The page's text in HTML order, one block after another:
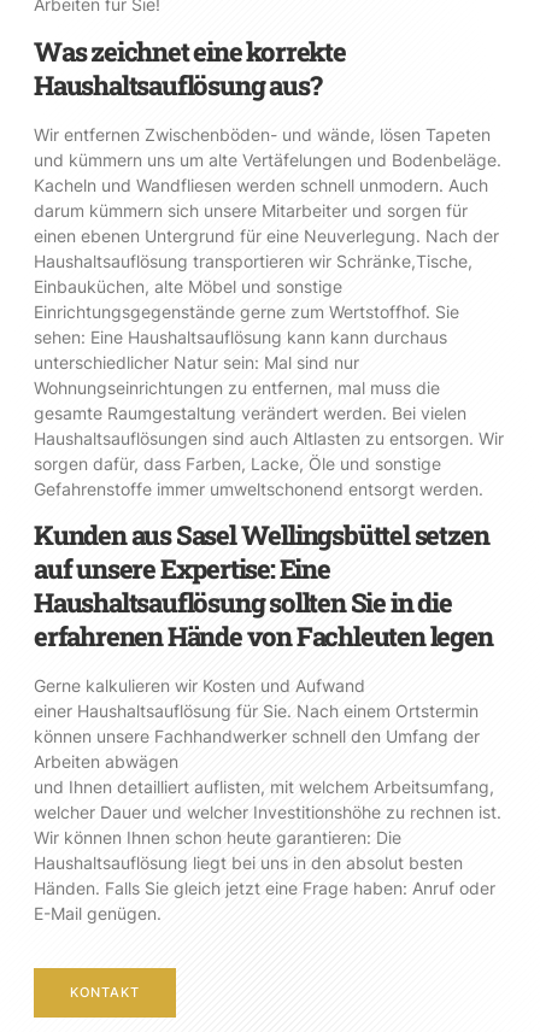
Arbeiten für Sie!
Was zeichnet eine korrekte
Haushaltsauflösung aus?
Wir entfernen Zwischenböden- und wände, lösen Tapeten
und kümmern uns um alte Vertäfelungen und Bodenbeläge.
Kacheln und Wandfliesen werden schnell unmodern. Auch
darum kümmern sich unsere Mitarbeiter und sorgen für
einen ebenen Untergrund für eine Neuverlegung. Nach der
Haushaltsauflösung transportieren wir Schränke,Tische,
Einbauküchen, alte Möbel und sonstige
Einrichtungsgegenstände gerne zum Wertstoffhof. Sie
sehen: Eine Haushaltsauflösung kann kann durchaus
unterschiedlicher Natur sein: Mal sind nur
Wohnungseinrichtungen zu entfernen, mal muss die
gesamte Raumgestaltung verändert werden. Bei vielen
Haushaltsauflösungen sind auch Altlasten zu entsorgen. Wir
sorgen dafür, dass Farben, Lacke, Öle und sonstige
Gefahrenstoffe immer umweltschonend entsorgt werden.
Kunden aus Sasel Wellingsbüttel setzen
auf unsere Expertise: Eine
Haushaltsauflösung sollten Sie in die
erfahrenen Hände von Fachleuten legen
Gerne kalkulieren wir Kosten und Aufwand
einer Haushaltsauflösung für Sie. Nach einem Ortstermin
können unsere Fachhandwerker schnell den Umfang der
Arbeiten abwägen
und Ihnen detailliert auflisten, mit welchem Arbeitsumfang,
welcher Dauer und welcher Investitionshöhe zu rechnen ist.
Wir können Ihnen schon heute garantieren: Die
Haushaltsauflösung liegt bei uns in den absolut besten
Händen. Falls Sie gleich jetzt eine Frage haben: Anruf oder
E-Mail genügen.
KONTAKT